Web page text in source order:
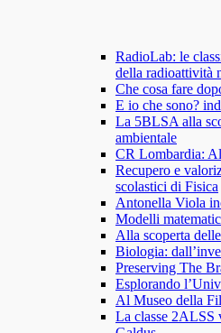
RadioLab: le
della radioattività
Che cosa fare
E io che sono?
La 5BLSA alla
ambientale
CR Lombardia:
Recupero e
scolastici di Fisica
Antonella Viola
Modelli
Alla scoperta
Biologia:
Preserving The
Esplorando
Al Museo della
La classe 2ALSS